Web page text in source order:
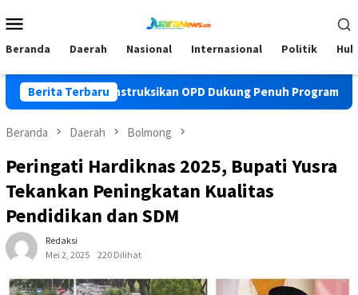
ke
Mobile
Beranda Daerah Nasional Internasional Politik
Berita Terbaru
Yusra Instruksikan OPD Dukung Penuh Program PKK
Beranda Daerah Bolmong
Peringati Hardiknas 2025, Bupati Yusra
Tekankan Peningkatan Kualitas
Pendidikan dan SDM
Redaksi
Mei 2, 2025
220 Dilihat